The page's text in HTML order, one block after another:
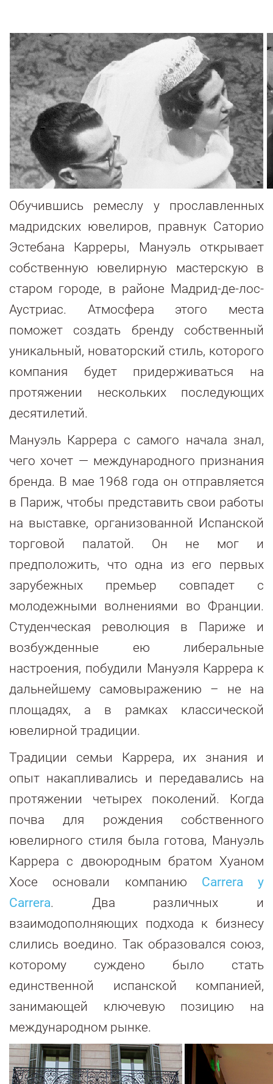
Обучившись ремеслу у прославленных
мадридских ювелиров, правнук Саторио
Эстебана Карреры, Мануэль открывает
собственную ювелирную мастерскую в
старом городе, в районе Мадрид-де-лос-
Аустриас. Атмосфера этого места
поможет создать бренду собственный
уникальный, новаторский стиль, которого
компания будет придерживаться на
протяжении нескольких последующих
десятилетий.
Мануэль Каррера с самого начала знал,
чего хочет — международного признания
бренда. В мае 1968 года он отправляется
в Париж, чтобы представить свои работы
на выставке, организованной Испанской
торговой палатой. Он не мог и
предположить, что одна из его первых
зарубежных премьер совпадет с
молодежными волнениями во Франции.
Студенческая революция в Париже и
возбужденные ею либеральные
настроения, побудили Мануэля Каррера к
дальнейшему самовыражению – не на
площадях, а в рамках классической
ювелирной традиции.
Традиции семьи Каррера, их знания и
опыт накапливались и передавались на
протяжении четырех поколений. Когда
почва для рождения собственного
ювелирного стиля была готова, Мануэль
Каррера с двоюродным братом Хуаном
Хосе основали компанию Carrera y
Carrera. Два различных и
взаимодополняющих подхода к бизнесу
слились воедино. Так образовался союз,
которому суждено было стать
единственной испанской компанией,
занимающей ключевую позицию на
международном рынке.